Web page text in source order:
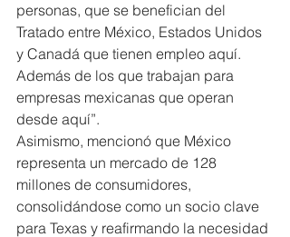
personas, que se benefician del
Tratado entre México, Estados Unidos
y Canadá que tienen empleo aquí.
Además de los que trabajan para
empresas mexicanas que operan
desde aquí”.
Asimismo, mencionó que México
representa un mercado de 128
millones de consumidores,
consolidándose como un socio clave
para Texas y reafirmando la necesidad